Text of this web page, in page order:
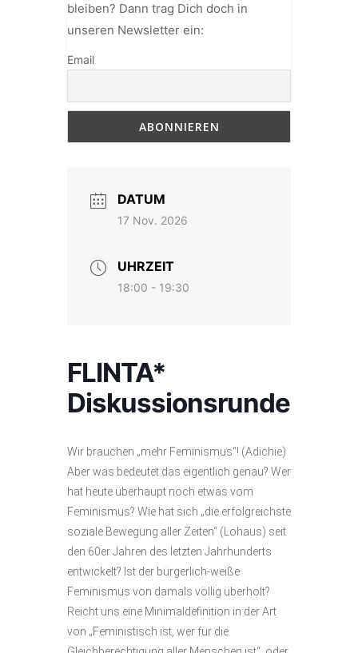
bleiben? Dann trag Dich doch in
unseren Newsletter ein:
Email
DATUM
17 Nov. 2026
UHRZEIT
18:00 - 19:30
FLINTA*
Diskussionsrunde
Wir brauchen „mehr Feminismus“! (Adichie)
Aber was bedeutet das eigentlich genau? Wer
hat heute überhaupt noch etwas vom
Feminismus? Wie hat sich „die erfolgreichste
soziale Bewegung aller Zeiten“ (Lohaus) seit
den 60er Jahren des letzten Jahrhunderts
entwickelt? Ist der bürgerlich-weiße
Feminismus von damals völlig überholt?
Reicht uns eine Minimaldefinition in der Art
von „Feministisch ist, wer für die